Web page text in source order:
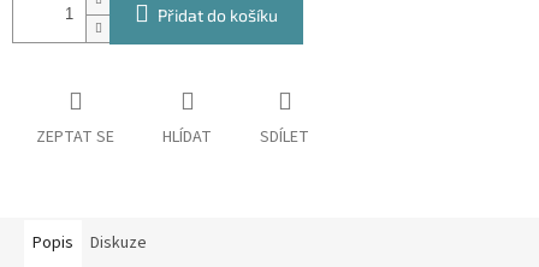
Přidat do košíku
ZEPTAT SE HLÍDAT SDÍLET
Popis Diskuze